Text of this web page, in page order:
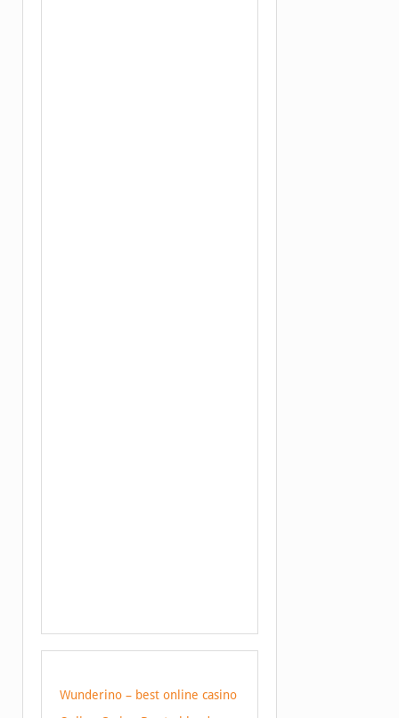
Wunderino – best online casino